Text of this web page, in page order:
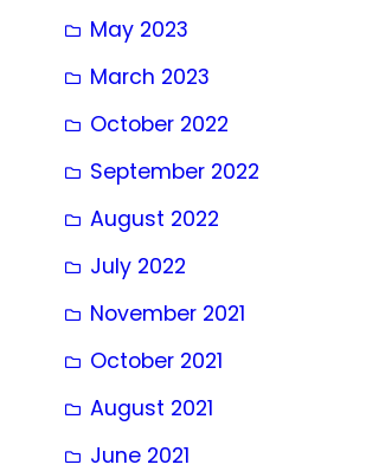
May 2023
March 2023
October 2022
September 2022
August 2022
July 2022
November 2021
October 2021
August 2021
June 2021